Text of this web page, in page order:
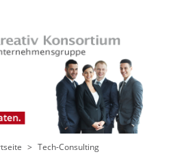
Tech-Consulting